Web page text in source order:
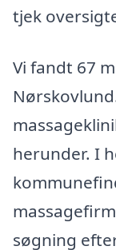
tjek
Vi fandt 67
herunder. I
søgning